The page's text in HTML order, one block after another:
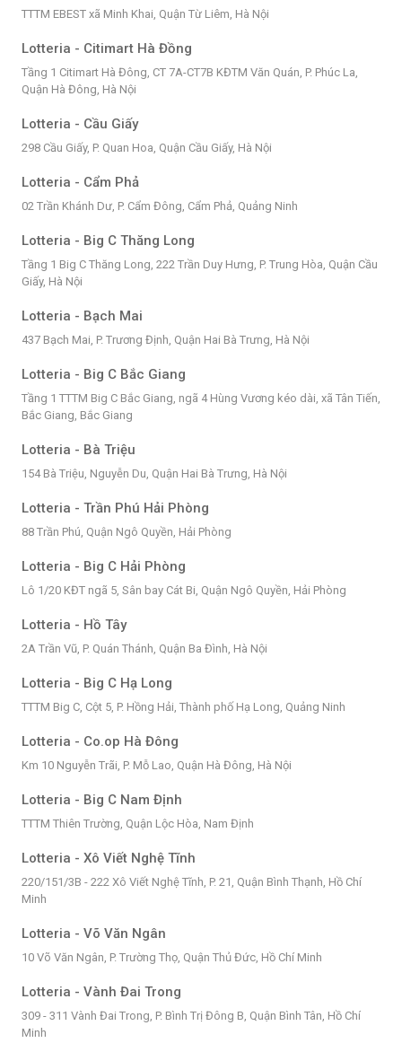
TTTM EBEST xã Minh Khai, Quận Từ Liêm, Hà Nội
Lotteria - Citimart Hà Đồng
Tầng 1 Citimart Hà Đông, CT 7A-CT7B KĐTM Văn Quán, P. Phúc La,
Quận Hà Đông, Hà Nội
Lotteria - Cầu Giấy
298 Cầu Giấy, P. Quan Hoa, Quận Cầu Giấy, Hà Nội
Lotteria - Cẩm Phả
02 Trần Khánh Dư, P. Cẩm Đông, Cẩm Phả, Quảng Ninh
Lotteria - Big C Thăng Long
Tầng 1 Big C Thăng Long, 222 Trần Duy Hưng, P. Trung Hòa, Quận Cầu
Giấy, Hà Nội
Lotteria - Bạch Mai
437 Bạch Mai, P. Trương Định, Quận Hai Bà Trưng, Hà Nội
Lotteria - Big C Bắc Giang
Tầng 1 TTTM Big C Bắc Giang, ngã 4 Hùng Vương kéo dài, xã Tân Tiến,
Bắc Giang, Bắc Giang
Lotteria - Bà Triệu
154 Bà Triệu, Nguyễn Du, Quận Hai Bà Trưng, Hà Nội
Lotteria - Trần Phú Hải Phòng
88 Trần Phú, Quận Ngô Quyền, Hải Phòng
Lotteria - Big C Hải Phòng
Lô 1/20 KĐT ngã 5, Sân bay Cát Bi, Quận Ngô Quyền, Hải Phòng
Lotteria - Hồ Tây
2A Trần Vũ, P. Quán Thánh, Quận Ba Đình, Hà Nội
Lotteria - Big C Hạ Long
TTTM Big C, Cột 5, P. Hồng Hải, Thành phố Hạ Long, Quảng Ninh
Lotteria - Co.op Hà Đông
Km 10 Nguyễn Trãi, P. Mỗ Lao, Quận Hà Đông, Hà Nội
Lotteria - Big C Nam Định
TTTM Thiên Trường, Quận Lộc Hòa, Nam Định
Lotteria - Xô Viết Nghệ Tĩnh
220/151/3B - 222 Xô Viết Nghệ Tĩnh, P. 21, Quận Bình Thạnh, Hồ Chí
Minh
Lotteria - Võ Văn Ngân
10 Võ Văn Ngân, P. Trường Thọ, Quận Thủ Đức, Hồ Chí Minh
Lotteria - Vành Đai Trong
309 - 311 Vành Đai Trong, P. Bình Trị Đông B, Quận Bình Tân, Hồ Chí
Minh